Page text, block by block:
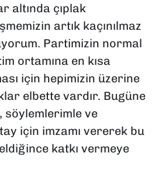
altında çıplak
artık kaçınılmaz
Partimizin normal
ortamına en kısa
için hepimizin üzerine
elbette vardır. Bugüne
söylemlerimle ve
için imzamı vererek bu
katkı vermeye